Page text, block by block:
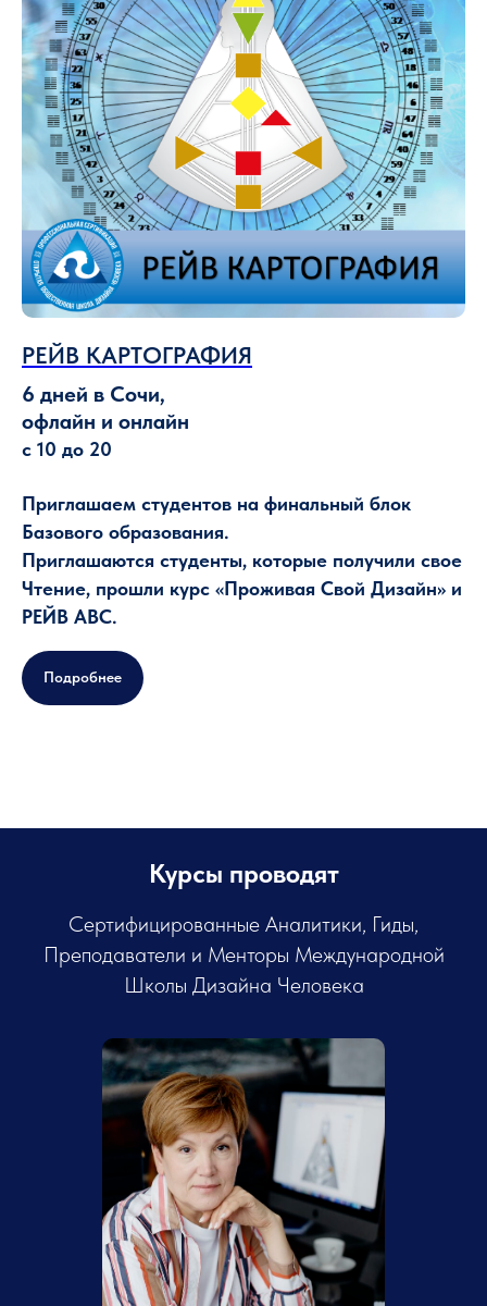
РЕЙВ КАРТОГРАФИЯ
6 дней в Сочи,
офлайн и онлайн
с 10 до 20
Приглашаем студентов на финальный блок
Базового образования.
Приглашаются студенты, которые получили свое
Чтение, прошли курс «Проживая Свой Дизайн» и
РЕЙВ АВС.
Подробнее
Курсы проводят
Сертифицированные Аналитики, Гиды,
Преподаватели и Менторы Международной
Школы Дизайна Человека